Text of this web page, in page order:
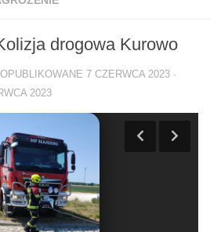
drogowa Kurowo
OPUBLIKOWANE 7 CZERWCA 2023 ·
2023